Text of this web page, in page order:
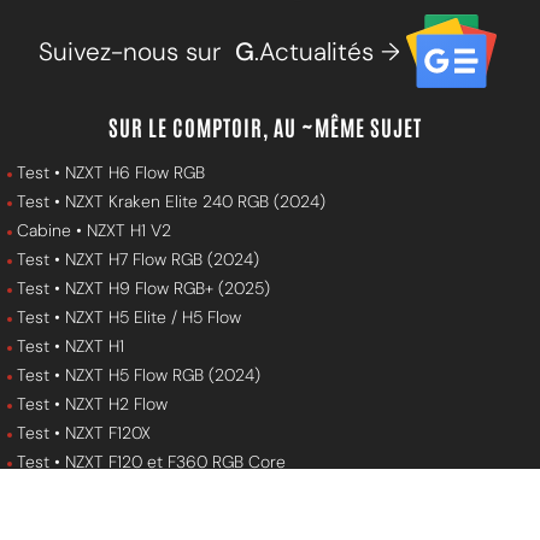
Suivez-nous sur G.Actualités →
SUR LE COMPTOIR, AU ~MÊME SUJET
Test • NZXT H6 Flow RGB
Test • NZXT Kraken Elite 240 RGB (2024)
Cabine • NZXT H1 V2
Test • NZXT H7 Flow RGB (2024)
Test • NZXT H9 Flow RGB+ (2025)
Test • NZXT H5 Elite / H5 Flow
Test • NZXT H1
Test • NZXT H5 Flow RGB (2024)
Test • NZXT H2 Flow
Test • NZXT F120X
Test • NZXT F120 et F360 RGB Core